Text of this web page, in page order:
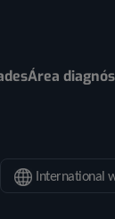
Área
International